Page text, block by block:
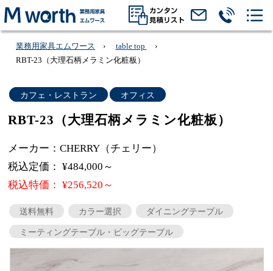
業務用家具エムワース
table top
RBT-23（大理石柄メラミン化粧板）
カフェ・レストラン オフィス
RBT-23（大理石柄メラミン化粧板）
メーカー：CHERRY（チェリー）
税込定価： ¥484,000～
税込特価： ¥256,520～
送料無料 カラー選択
ダイニングテーブル
ミーティングテーブル・ビッグテーブル